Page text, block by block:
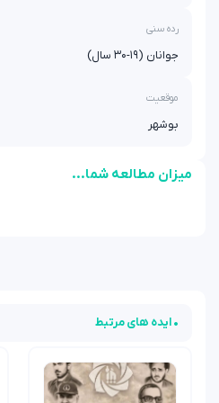
رده سنی
جوانان (۱۹-۳۰ سال)
موقعیت
بوشهر
میزان مطالعه شما...
• ایده های مرتبط